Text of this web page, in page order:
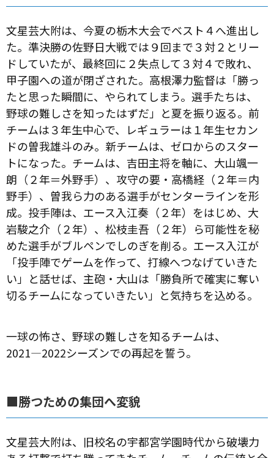
文星芸大附は、今夏の栃木大会でベスト４へ進出し
た。準決勝の佐野日大戦では９回まで３対２とリー
ドしていたが、最終回に２失点して３対４で敗れ、
甲子園への道が閉ざされた。高根澤力監督は「勝っ
たと思った瞬間に、やられてしまう。選手たちは、
野球の難しさを知ったはずだ」と夏を振り返る。前
チームは３年生中心で、レギュラーは１年生セカン
ドの曽我雄斗のみ。新チームは、ゼロからのスター
トになった。チームは、吉田主将を軸に、大山颯一
朗（２年＝外野手）、攻守の要・高橋経（２年＝内
野手）、曽我ら力のある選手がセンターラインを形
成。投手陣は、エース入江奏（２年）をはじめ、大
岩駿之介（２年）、松枝圭吾（２年）ら可能性を秘
めた選手がブルペンでしのぎを削る。エース入江が
「投手陣でゲームを作って、打線へつなげていきた
い」と話せば、主砲・大山は「勝負所で確実に奪い
切るチームになっていきたい」と気持ちを込める。
一球の怖さ、野球の難しさを知るチームは、
2021―2022シーズンでの再起を誓う。
■勝つための集団へ変貌
文星芸大附は、旧校名の宇都宮学園時代から破壊力